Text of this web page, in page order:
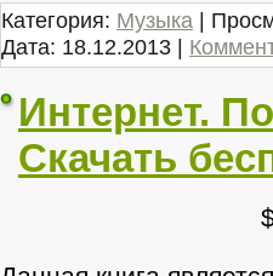
Категория: Музыка |
Дата: 18.12.2013 |
Интернет.
Скачать